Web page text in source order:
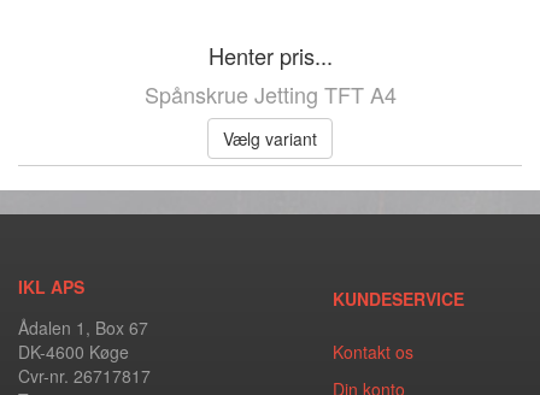
Henter pris...
Spånskrue Jetting TFT A4
Vælg variant
IKL APS
Ådalen 1, Box 67
DK-4600 Køge
Cvr-nr. 26717817
KUNDESERVICE
Kontakt os
Din konto